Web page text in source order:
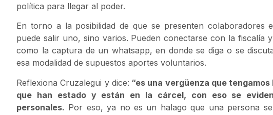
política para llegar al poder.
En torno a la posibilidad de que se presenten colaboradores
puede salir uno, sino varios. Pueden conectarse con la fiscalía
como la captura de un whatsapp, en donde se diga o se
esa modalidad de supuestos aportes voluntarios.
Reflexiona Cruzalegui y dice: “es una vergüenza que
que han estado y están en la cárcel, con eso se
personales. Por eso, ya no es un halago que una persona